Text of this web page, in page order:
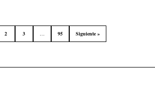
2 3 … 95 Siguiente »